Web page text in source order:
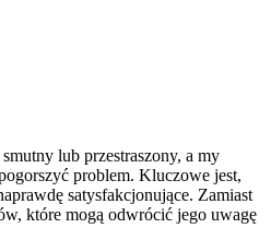
lub przestraszony, a my
problem. Kluczowe jest,
satysfakcjonujące. Zamiast
które mogą odwrócić jego uwagę